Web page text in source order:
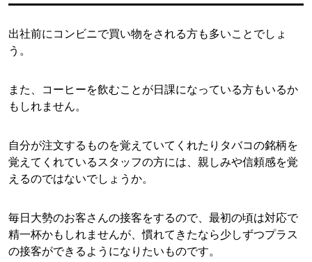
出社前にコンビニで買い物をされる方も多いことでしょ
う。
また、コーヒーを飲むことが日課になっている方もいるか
もしれません。
自分が注文するものを覚えていてくれたりタバコの銘柄を
覚えてくれているスタッフの方には、親しみや信頼感を覚
えるのではないでしょうか。
毎日大勢のお客さんの接客をするので、最初の頃は対応で
精一杯かもしれませんが、慣れてきたなら少しずつプラス
の接客ができるようになりたいものです。